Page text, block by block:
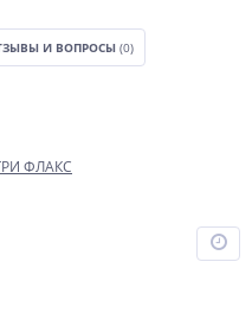
И ВОПРОСЫ (0)
ФЛАКС